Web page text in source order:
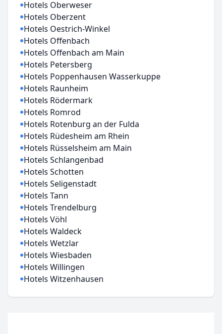
Hotels Oberweser
Hotels Oberzent
Hotels Oestrich-Winkel
Hotels Offenbach
Hotels Offenbach am Main
Hotels Petersberg
Hotels Poppenhausen Wasserkuppe
Hotels Raunheim
Hotels Rödermark
Hotels Romrod
Hotels Rotenburg an der Fulda
Hotels Rüdesheim am Rhein
Hotels Rüsselsheim am Main
Hotels Schlangenbad
Hotels Schotten
Hotels Seligenstadt
Hotels Tann
Hotels Trendelburg
Hotels Vöhl
Hotels Waldeck
Hotels Wetzlar
Hotels Wiesbaden
Hotels Willingen
Hotels Witzenhausen